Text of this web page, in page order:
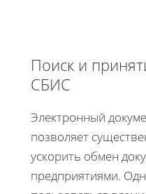
Поиск и
СБИС
Электронный
позволяет
ускорить обмен
предприятиями.